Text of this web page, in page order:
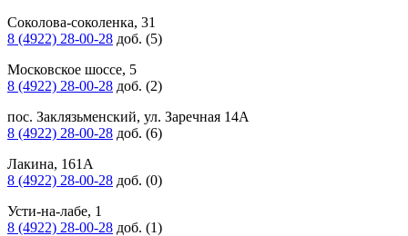
Соколова-соколенка, 31
8 (4922) 28-00-28 доб. (5)
Московское шоссе, 5
8 (4922) 28-00-28 доб. (2)
пос. Заклязьменский, ул. Заречная 14А
8 (4922) 28-00-28 доб. (6)
Лакина, 161А
8 (4922) 28-00-28 доб. (0)
Усти-на-лабе, 1
8 (4922) 28-00-28 доб. (1)